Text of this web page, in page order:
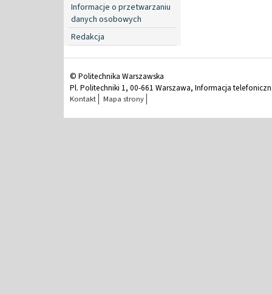
Informacje o przetwarzaniu
danych osobowych
Redakcja
© Politechnika Warszawska
Pl. Politechniki 1, 00-661 Warszawa, Informacja
Kontakt Mapa strony